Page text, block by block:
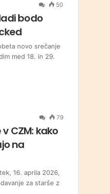
50
bodo
novo srečanje
med 18. in 29.
79
CZM: kako
na
16. aprila 2026,
za starše z